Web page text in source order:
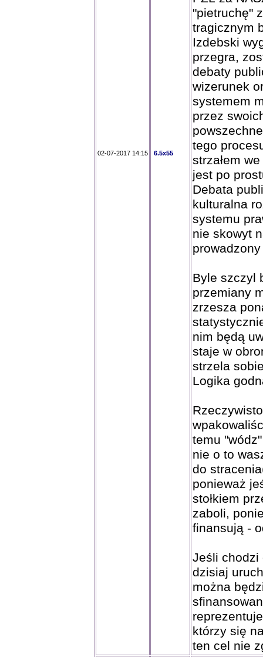
02-07-2017 14:15 6.5x55
"pietruchę"
tragicznym
Izdebski
przegra,
debaty
wizerunek
systemem
przez
tego
strzałem
jest po
Debata
kulturalna
systemu
nie skowyt
Byle szczyl
przemiany
zrzesza
nim będą
staje w
strzela
Logika
temu
nie o to
do
ponieważ
stołkiem
zaboli,
finansują -
Jeśli chodzi
dzisiaj
można
którzy się
ten cel nie